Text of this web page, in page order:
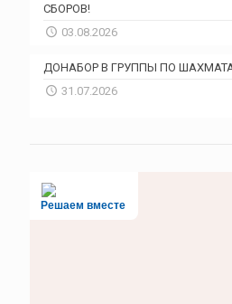
СБОРОВ!
03.08.2026
ДОНАБОР В ГРУППЫ ПО
31.07.2026
Решаем вместе